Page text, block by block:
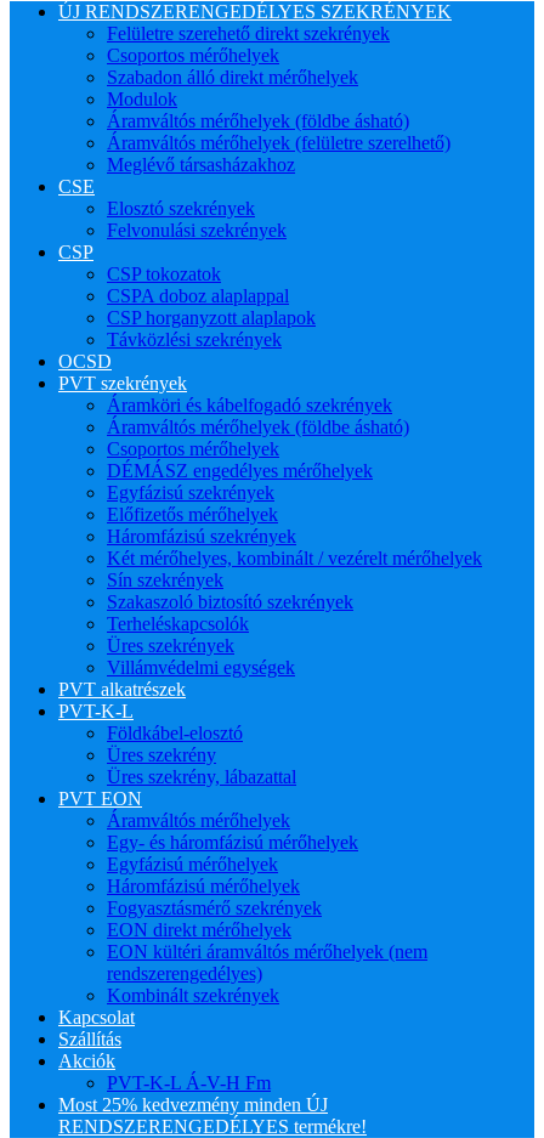
ÚJ RENDSZERENGEDÉLYES SZEKRÉNYEK
Felületre szerehető direkt szekrények
Csoportos mérőhelyek
Szabadon álló direkt mérőhelyek
Modulok
Áramváltós mérőhelyek (földbe ásható)
Áramváltós mérőhelyek (felületre szerelhető)
Meglévő társasházakhoz
CSE
Elosztó szekrények
Felvonulási szekrények
CSP
CSP tokozatok
CSPA doboz alaplappal
CSP horganyzott alaplapok
Távközlési szekrények
OCSD
PVT szekrények
Áramköri és kábelfogadó szekrények
Áramváltós mérőhelyek (földbe ásható)
Csoportos mérőhelyek
DÉMÁSZ engedélyes mérőhelyek
Egyfázisú szekrények
Előfizetős mérőhelyek
Háromfázisú szekrények
Két mérőhelyes, kombinált / vezérelt mérőhelyek
Sín szekrények
Szakaszoló biztosító szekrények
Terheléskapcsolók
Üres szekrények
Villámvédelmi egységek
PVT alkatrészek
PVT-K-L
Földkábel-elosztó
Üres szekrény
Üres szekrény, lábazattal
PVT EON
Áramváltós mérőhelyek
Egy- és háromfázisú mérőhelyek
Egyfázisú mérőhelyek
Háromfázisú mérőhelyek
Fogyasztásmérő szekrények
EON direkt mérőhelyek
EON kültéri áramváltós mérőhelyek (nem
rendszerengedélyes)
Kombinált szekrények
Kapcsolat
Szállítás
Akciók
PVT-K-L Á-V-H Fm
Most 25% kedvezmény minden ÚJ
RENDSZERENGEDÉLYES termékre!